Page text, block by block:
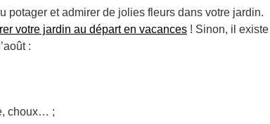
potager et admirer de jolies fleurs dans votre jardin.
votre jardin au départ en vacances ! Sinon, il existe
:
choux… ;